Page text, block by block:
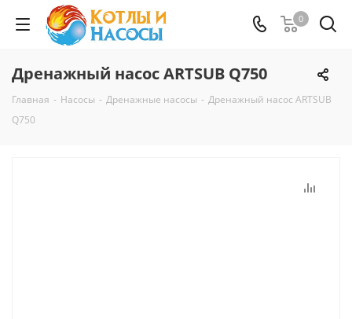
0
Дренажный насос ARTSUB Q750
Главная - Насосы - Дренажные насосы - Дренажный насос ARTSUB
Q750